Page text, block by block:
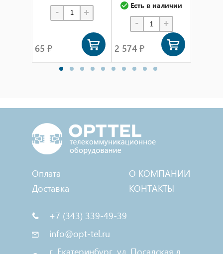
- +
65 ₽
Есть в наличии
- +
2 574 ₽
Оплата
Доставка
О КОМПАНИИ
КОНТАКТЫ
+7 (343) 339-49-39
info@opt-tel.ru
г. Екатеринбург, ул. Посадская д.